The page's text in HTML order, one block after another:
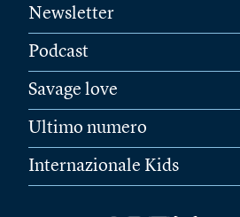
Newsletter
Podcast
Savage love
Ultimo numero
Internazionale Kids